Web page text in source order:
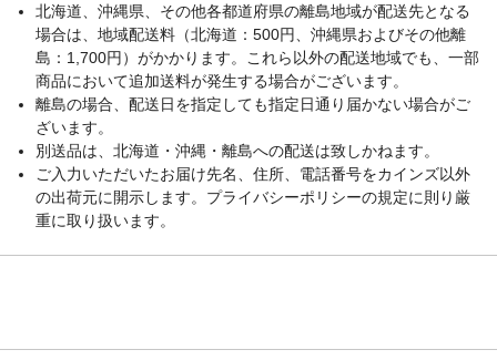
北海道、沖縄県、その他各都道府県の離島地域が配送先となる
場合は、地域配送料（北海道：500円、沖縄県およびその他離
島：1,700円）がかかります。これら以外の配送地域でも、一部
商品において追加送料が発生する場合がございます。
離島の場合、配送日を指定しても指定日通り届かない場合がご
ざいます。
別送品は、北海道・沖縄・離島への配送は致しかねます。
ご入力いただいたお届け先名、住所、電話番号をカインズ以外
の出荷元に開示します。プライバシーポリシーの規定に則り厳
重に取り扱います。